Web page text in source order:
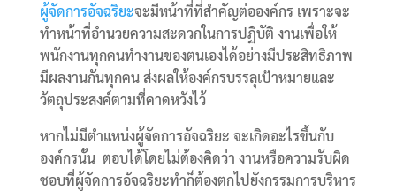
ผู้จัดการอัจฉริยะจะมีหน้าที่ที่สำคัญต่อองค์กร เพราะจะ
ทำหน้าที่อำนวยความสะดวกในการปฏิบัติ งานเพื่อให้
พนักงานทุกคนทำงานของตนเองได้อย่างมีประสิทธิภาพ
มีผลงานกันทุกคน ส่งผลให้องค์กรบรรลุเป้าหมายและ
วัตถุประสงค์ตามที่คาดหวังไว้
หากไม่มีตำแหน่งผู้จัดการอัจฉริยะ จะเกิดอะไรขึ้นกับ
องค์กรนั้น ตอบได้โดยไม่ต้องคิดว่า งานหรือความรับผิด
ชอบที่ผู้จัดการอัจฉริยะทำก็ต้องตกไปยังกรรมการบริหาร